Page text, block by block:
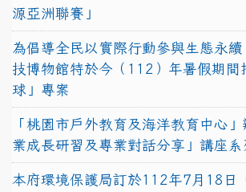
源亞洲聯賽」
為倡導全民以實際行動參與生態永
技博物館特於今（112）年暑假期間
球」專案
「桃園市戶外教育及海洋教育中心
業成長研習及專業對話分享」講座系
本府環境保護局訂於112年7月18日